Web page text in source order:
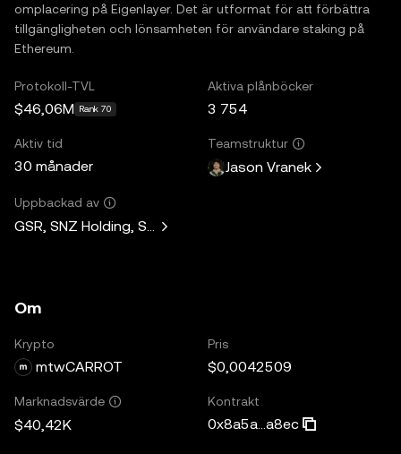
omplacering på Eigenlayer. Det är utformat för att förbättra
tillgängligheten och lönsamheten för användare staking på
Ethereum.
Protokoll-TVL
$46,06M Rank 70
Aktiva plånböcker
3 754
Aktiv tid
30 månader
Teamstruktur
Jason Vranek
Uppbackad av
GSR, SNZ Holding, Sandeep Nailwal, Mask Network,
Om
Krypto
mtwCARROT
Pris
$0,0042509
Marknadsvärde
$40,42K
Kontrakt
0x8a5a...a8ec